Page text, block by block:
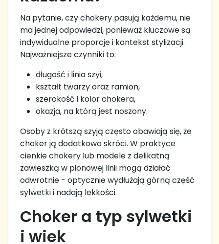
Na pytanie, czy chokery pasują każdemu, nie
ma jednej odpowiedzi, ponieważ kluczowe są
indywidualne proporcje i kontekst stylizacji.
Najważniejsze czynniki to:
długość i linia szyi,
kształt twarzy oraz ramion,
szerokość i kolor chokera,
okazja, na którą jest noszony.
Osoby z krótszą szyją często obawiają się, że
choker ją dodatkowo skróci. W praktyce
cienkie chokery lub modele z delikatną
zawieszką w pionowej linii mogą działać
odwrotnie - optycznie wydłużają górną część
sylwetki i nadają lekkości.
Choker a typ sylwetki
i wiek